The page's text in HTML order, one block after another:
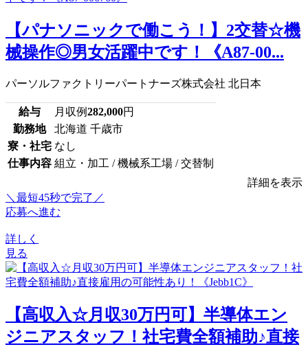
【パナソニックで働こう！】2交替☆機
械操作◎男女活躍中です！《A87-00...
パーソルファクトリーパートナーズ株式会社 北日本
給与 月収例282,000円
勤務地
北海道 千歳市
寮・社宅 なし
仕事内容 組立・加工 / 機械系工場 / 交替制
詳細を表示
＼最短45秒で完了／
応募へ進む
詳しく
見る
【高収入☆月収30万円可】半導体エン
ジニアスタッフ！社宅費全額補助♪直接